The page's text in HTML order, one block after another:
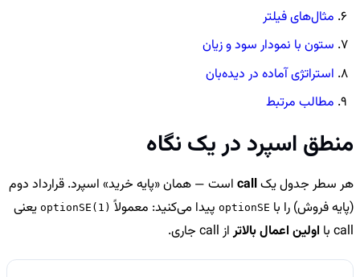
مثال‌های فیلتر
ستون با نمودار سود و زیان
استراتژی آماده در دیده‌بان
مطالب مرتبط
منطق اسپرد در یک نگاه
هر سطر جدول یکcall است — همان «پایه خرید» اسپرد. قرارداد دوم
(پایه فروش) را با optionSE پیدا می‌کنید: معمولاً optionSE(1) یعنی
call با
اولین اعمال بالاتراز call جاری.